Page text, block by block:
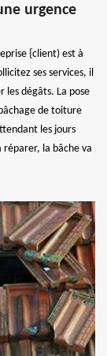
urgence
{client) est à
ses services, il
les dégâts. La pose
de toiture
les jours
la bâche va